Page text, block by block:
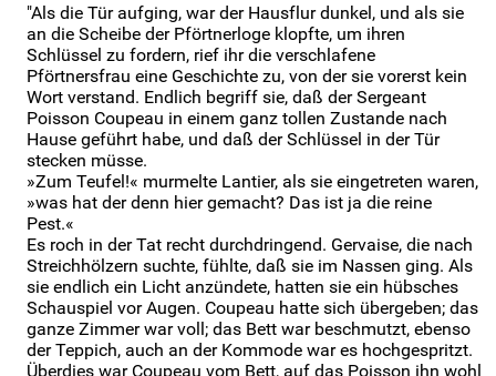
"Als die Tür aufging, war der Hausflur dunkel, und als sie
an die Scheibe der Pförtnerloge klopfte, um ihren
Schlüssel zu fordern, rief ihr die verschlafene
Pförtnersfrau eine Geschichte zu, von der sie vorerst kein
Wort verstand. Endlich begriff sie, daß der Sergeant
Poisson Coupeau in einem ganz tollen Zustande nach
Hause geführt habe, und daß der Schlüssel in der Tür
stecken müsse.
»Zum Teufel!« murmelte Lantier, als sie eingetreten waren,
»was hat der denn hier gemacht? Das ist ja die reine
Pest.«
Es roch in der Tat recht durchdringend. Gervaise, die nach
Streichhölzern suchte, fühlte, daß sie im Nassen ging. Als
sie endlich ein Licht anzündete, hatten sie ein hübsches
Schauspiel vor Augen. Coupeau hatte sich übergeben; das
ganze Zimmer war voll; das Bett war beschmutzt, ebenso
der Teppich, auch an der Kommode war es hochgespritzt.
Überdies war Coupeau vom Bett, auf das Poisson ihn wohl